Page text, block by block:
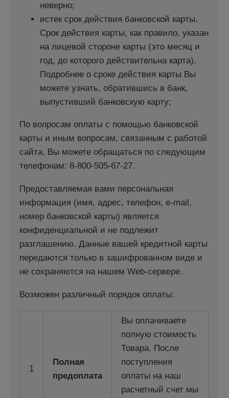
неверно;
истек срок действия банковской карты.
Срок действия карты, как правило, указан
на лицевой стороне карты (это месяц и
год, до которого действительна карта).
Подробнее о сроке действия карты Вы
можете узнать, обратившись в банк,
выпустивший банковскую карту;
По вопросам оплаты с помощью банковской
карты и иным вопросам, связанным с работой
сайта, Вы можете обращаться по следующим
телефонам: 8-800-505-67-27.
Предоставляемая вами персональная
информация (имя, адрес, телефон, e-mail,
номер банковской карты) является
конфиденциальной и не подлежит
разглашению. Данные вашей кредитной карты
передаются только в зашифрованном виде и
не сохраняются на нашем Web-сервере.
Возможен различный порядок оплаты:
1
Полная
предоплата
Вы оплачиваете
полную стоимость
Товара. После
поступления
оплаты на наш
расчетный счет мы